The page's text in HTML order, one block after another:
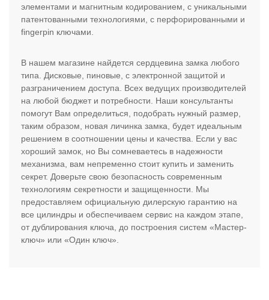
элементами и магнитным кодированием, с уникальными
патентованными технологиями, с перфорированными и
fingerpin ключами.
В нашем магазине найдется сердцевина замка любого
типа. Дисковые, пиновые, с электронной защитой и
разграничением доступа. Всех ведущих производителей
на любой бюджет и потребности. Наши консультанты
помогут Вам определиться, подобрать нужный размер,
таким образом, новая личинка замка, будет идеальным
решением в соотношении цены и качества. Если у вас
хороший замок, но Вы сомневаетесь в надежности
механизма, вам непременно стоит купить и заменить
секрет. Доверьте свою безопасность современным
технологиям секретности и защищенности. Мы
предоставляем официальную дилерскую гарантию на
все цилиндры и обеспечиваем сервис на каждом этапе,
от дублирования ключа, до построения систем «Мастер-
ключ» или «Один ключ».